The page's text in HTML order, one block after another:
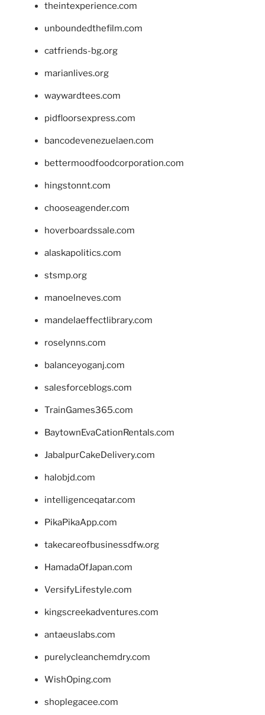
theintexperience.com
unboundedthefilm.com
catfriends-bg.org
marianlives.org
waywardtees.com
pidfloorsexpress.com
bancodevenezuelaen.com
bettermoodfoodcorporation.com
hingstonnt.com
chooseagender.com
hoverboardssale.com
alaskapolitics.com
stsmp.org
manoelneves.com
mandelaeffectlibrary.com
roselynns.com
balanceyoganj.com
salesforceblogs.com
TrainGames365.com
BaytownEvaCationRentals.com
JabalpurCakeDelivery.com
halobjd.com
intelligenceqatar.com
PikaPikaApp.com
takecareofbusinessdfw.org
HamadaOfJapan.com
VersifyLifestyle.com
kingscreekadventures.com
antaeuslabs.com
purelycleanchemdry.com
WishOping.com
shoplegacee.com